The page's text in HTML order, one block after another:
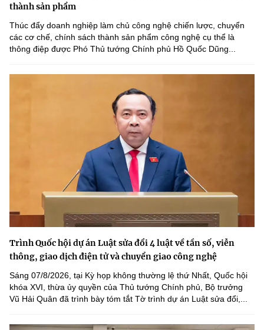
thành sản phẩm
Thúc đẩy doanh nghiệp làm chủ công nghệ chiến lược, chuyển
các cơ chế, chính sách thành sản phẩm công nghệ cụ thể là
thông điệp được Phó Thủ tướng Chính phủ Hồ Quốc Dũng...
Trình Quốc hội dự án Luật sửa đổi 4 luật về tần số, viễn
thông, giao dịch điện tử và chuyển giao công nghệ
Sáng 07/8/2026, tại Kỳ họp không thường lệ thứ Nhất, Quốc hội
khóa XVI, thừa ủy quyền của Thủ tướng Chính phủ, Bộ trưởng
Vũ Hải Quân đã trình bày tóm tắt Tờ trình dự án Luật sửa đổi,...